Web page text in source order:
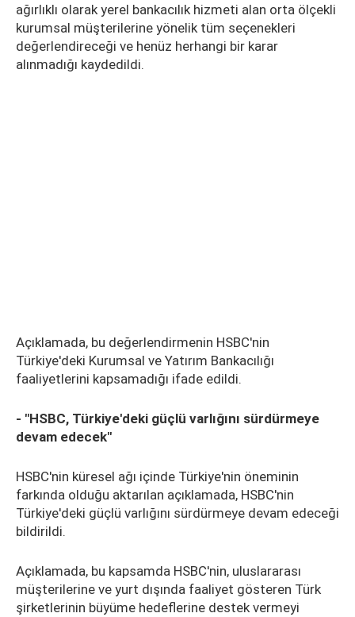
ağırlıklı olarak yerel bankacılık hizmeti alan orta ölçekli
kurumsal müşterilerine yönelik tüm seçenekleri
değerlendireceği ve henüz herhangi bir karar
alınmadığı kaydedildi.
Açıklamada, bu değerlendirmenin HSBC'nin
Türkiye'deki Kurumsal ve Yatırım Bankacılığı
faaliyetlerini kapsamadığı ifade edildi.
- "HSBC, Türkiye'deki güçlü varlığını sürdürmeye
devam edecek"
HSBC'nin küresel ağı içinde Türkiye'nin öneminin
farkında olduğu aktarılan açıklamada, HSBC'nin
Türkiye'deki güçlü varlığını sürdürmeye devam edeceği
bildirildi.
Açıklamada, bu kapsamda HSBC'nin, uluslararası
müşterilerine ve yurt dışında faaliyet gösteren Türk
şirketlerinin büyüme hedeflerine destek vermeyi